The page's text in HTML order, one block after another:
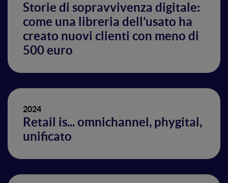
Storie di sopravvivenza digitale:
come una libreria dell’usato ha
creato nuovi clienti con meno di
500 euro
2024
Retail is... omnichannel, phygital,
unificato